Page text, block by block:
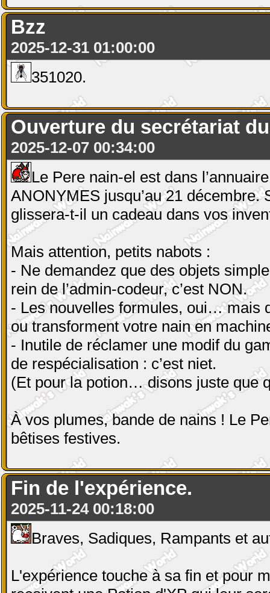
Bzz
2025-12-31 01:00:00
351020.
Ouverture du secrétariat
2025-12-07 00:34:00
Le Pere nain-el est dans
ANONYMES jusqu’au 21
glissera-t-il un cadeau dans vos
Mais attention, petits nabots :
- Ne demandez que des objets
rein de l’admin-codeur, c’est NON.
- Les nouvelles formules, oui… mais
ou transforment votre nain en
- Inutile de réclamer une modif du
de respécialisation : c’est niet.
(Et pour la potion… disons juste que
À vos plumes, bande de nains ! Le
bêtises festives.
Fin de l'expérience.
2025-11-24 00:18:00
Braves, Sadiques, Rampants et
L'expérience touche à sa fin et pour